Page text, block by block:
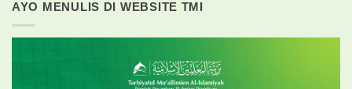
AYO MENULIS DI WEBSITE TMI